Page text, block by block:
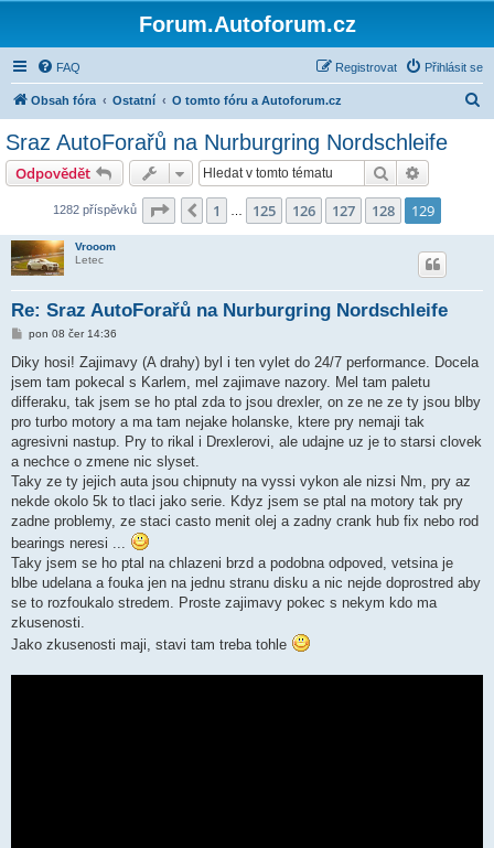
Forum.Autoforum.cz
FAQ Přihlásit se
Registrovat
Obsah fóra Ostatní O tomto fóru a Autoforum.cz
Sraz AutoForařů na Nurburgring Nordschleife
Odpovědět Hledat
1282 příspěvků Stránka 129 z129
Předchozí
1 125 126 127 128 129
Vrooom
Letec
Re: Sraz AutoForařů na Nurburgring Nordschleife
P
í
p
ě
e
k
pon 08 čer 14:36
Diky hosi! Zajimavy (A drahy) byl i ten vylet do 24/7 performance. Docela
jsem tam pokecal s Karlem, mel zajimave nazory. Mel tam paletu
differaku, tak jsem se ho ptal zda to jsou drexler, on ze ne ze ty jsou blby
pro turbo motory a ma tam nejake holanske, ktere pry nemaji tak
agresivni nastup. Pry to rikal i Drexlerovi, ale udajne uz je to starsi clovek
a nechce o zmene nic slyset.
Taky ze ty jejich auta jsou chipnuty na vyssi vykon ale nizsi Nm, pry az
nekde okolo 5k to tlaci jako serie. Kdyz jsem se ptal na motory tak pry
zadne problemy, ze staci casto menit olej a zadny crank hub fix nebo rod
bearings neresi ...
Taky jsem se ho ptal na chlazeni brzd a podobna odpoved, vetsina je
blbe udelana a fouka jen na jednu stranu disku a nic nejde doprostred aby
se to rozfoukalo stredem. Proste zajimavy pokec s nekym kdo ma
zkusenosti.
Jako zkusenosti maji, stavi tam treba tohle